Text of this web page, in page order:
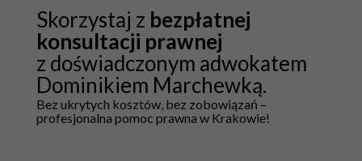
Skorzystaj z bezpłatnej
konsultacji prawnej
z doświadczonym adwokatem
Dominikiem Marchewką.
Bez ukrytych kosztów, bez zobowiązań –
profesjonalna pomoc prawna w Krakowie!